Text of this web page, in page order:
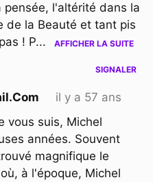
l'altérité dans la
de la Beauté et tant pis
! P... AFFICHER LA SUITE
SIGNALER
il y a 57 ans
vous suis, Michel
années. Souvent
magnifique le
à l'époque, Michel